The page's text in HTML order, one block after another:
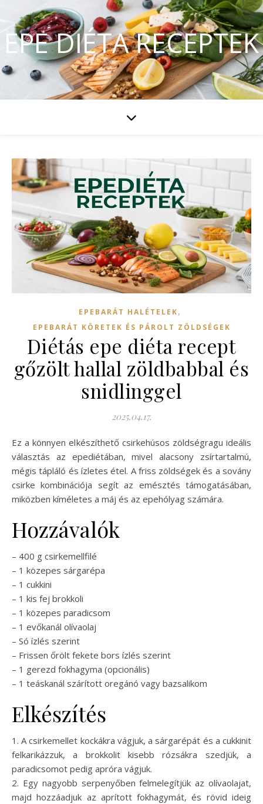
EPE DIÉTA RECEPTEK
EPEBARÁT HALÉTELEK,
EPEBARÁT KÖRETEK ÉS PÁROLT ZÖLDSÉGEK
Diétás epe diéta recept
gőzölt hallal zöldbabbal és
snidlinggel
2025.04.17.
Ez a könnyen elkészíthető csirkehúsos zöldségragu ideális
választás az epediétában, mivel alacsony zsírtartalmú,
mégis tápláló és ízletes étel. A friss zöldségek és a sovány
csirke kombinációja segít az emésztés támogatásában,
miközben kíméletes a máj és az epehólyag számára.
Hozzávalók
– 400 g csirkemellfilé
– 1 közepes sárgarépa
– 1 cukkini
– 1 kis fej brokkoli
– 1 közepes paradicsom
– 1 evőkanál olívaolaj
– Só ízlés szerint
– Frissen őrölt fekete bors ízlés szerint
– 1 gerezd fokhagyma (opcionális)
– 1 teáskanál szárított oregánó vagy bazsalikom
Elkészítés
1. A csirkemellet kockákra vágjuk, a sárgarépát és a cukkinit
felkarikázzuk, a brokkolit kisebb rózsákra szedjük, a
paradicsomot pedig apróra vágjuk.
2. Egy nagyobb serpenyőben felmelegítjük az olívaolajat,
majd hozzáadjuk az aprított fokhagymát, és rövid ideig